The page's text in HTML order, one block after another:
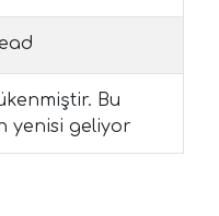
Bu
yenisi geliyor